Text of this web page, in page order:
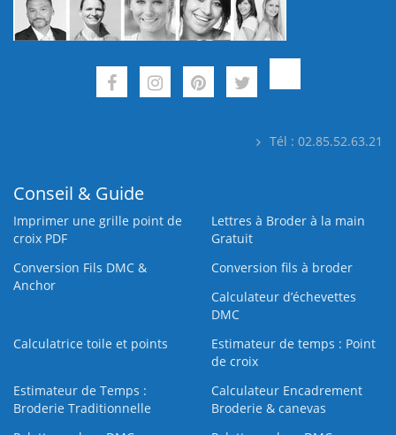
Tél : 02.85.52.63.21
Conseil & Guide
Imprimer une grille point de
croix PDF
Lettres à Broder à la main
Gratuit
Conversion Fils DMC &
Anchor
Conversion fils à broder
Calculateur d’échevettes
DMC
Calculatrice toile et points
Estimateur de temps : Point
de croix
Estimateur de Temps :
Broderie Traditionnelle
Calculateur Encadrement
Broderie & canevas